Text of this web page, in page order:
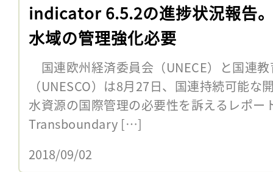
indicator 6.5.2の進捗状況報告
水域の管理強化必要
国連欧州経済委員会（UNECE）と国連
（UNESCO）は8月27日、国連持続可能な
水資源の国際管理の必要性を訴えるレポー
Transboundary […]
2018/09/02